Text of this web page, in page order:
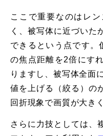
ここで重要なのはレ
く、被写体に近づいた
できるという点です。
の焦点距離を2倍にす
りますし、被写体全面
値を上げる（絞る）の
回折現象で画質が大き
さらに力技としては、